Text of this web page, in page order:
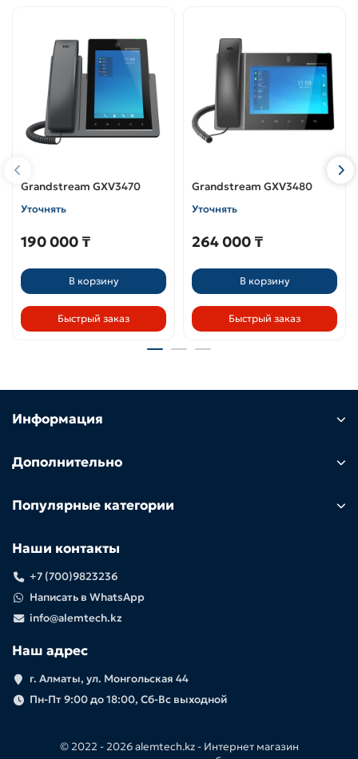
Grandstream GXV3470
Уточнять
190 000 ₸
В корзину
Быстрый заказ
Grandstream GXV3480
Уточнять
264 000 ₸
В корзину
Быстрый заказ
Информация
Дополнительно
Популярные категории
Наши контакты
+7 (700)9823236
Написать в WhatsApp
info@alemtech.kz
Наш адрес
г. Алматы, ул. Монгольская 44
Пн-Пт 9:00 до 18:00, Сб-Вс выходной
© 2022 -2026 alemtech.kz - Интернет магазин